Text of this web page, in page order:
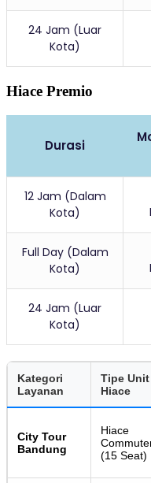
24 Jam (Luar
Kota)
Hiace Premio
Durasi
12 Jam (Dalam
Kota)
Full Day (Dalam
Kota)
24 Jam (Luar
Kota)
Kategori
Layanan
Tipe Unit
Hiace
City Tour
Bandung
Hiace
(15 Seat)